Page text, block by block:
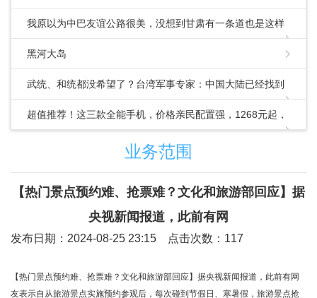
我原以为中巴友谊公路很美，没想到甘肃有一条道也是这样
的
黑河大岛
武统、和统都没希望了？台湾军事专家：中国大陆已经找到
第三条路
超值推荐！这三款全能手机，价格亲民配置强，1268元起，
业务范围
【热门景点预约难、抢票难？文化和旅游部回应】据
央视新闻报道，此前有网
发布日期：2024-08-25 23:15 点击次数：117
【热门景点预约难、抢票难？文化和旅游部回应】据央视新闻报道，此前有网
友表示自从旅游景点实施预约参观后，每次碰到节假日、寒暑假，旅游景点抢